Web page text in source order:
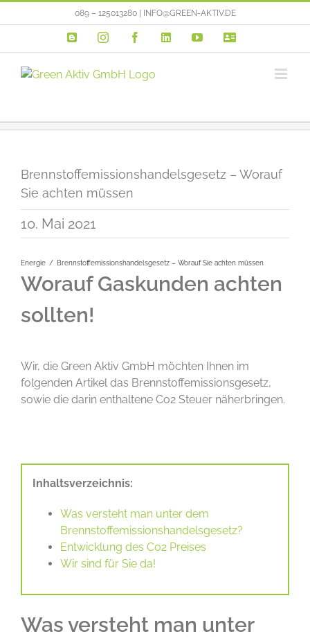
Inhalt
089 – 125013280 | INFO@GREEN-AKTIV.DE
Blogger
InstagramFacebookLinkedIn
YouTube
Brennstoffemissionshandelsgesetz – Worauf
Sie achten müssen
10. Mai 2021
Energie Brennstoffemissionshandelsgesetz – Worauf Sie achten müssen
Worauf Gaskunden achten
sollten!
Wir, die Green Aktiv GmbH möchten Ihnen im
folgenden Artikel das Brennstoffemissionsgesetz,
sowie die darin enthaltene Co2 Steuer näherbringen.
Inhaltsverzeichnis:
Was versteht man unter dem
Brennstoffemissionshandelsgesetz?
Entwicklung des Co2 Preises
Wir sind für Sie da!
Was versteht man unter